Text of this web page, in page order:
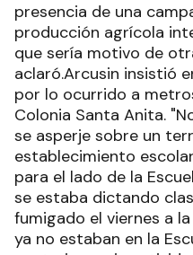
presencia de una
producción agrícola
que sería motivo de
aclaró.Arcusin insistió
por lo ocurrido a
Colonia Santa Anita.
se asperje sobre un
establecimiento
para el lado de la
se estaba dictando
fumigado el viernes a
ya no estaban en la